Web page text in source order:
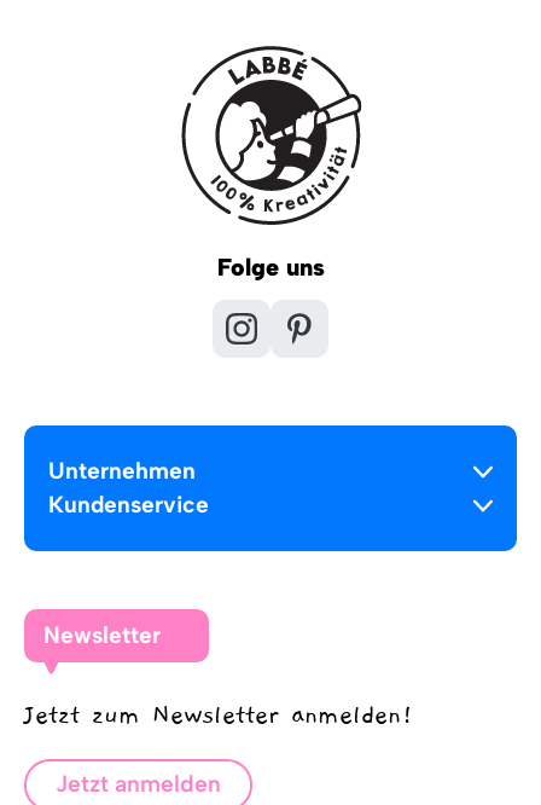
Folge uns
Unternehmen
Kundenservice
Newsletter
Jetzt zum Newsletter anmelden!
Jetzt anmelden